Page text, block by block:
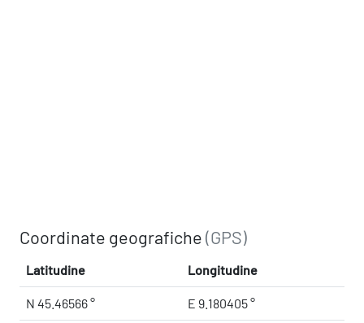
Coordinate geografiche(GPS)
Latitudine Longitudine
N 45.46566 ° E 9.180405 °